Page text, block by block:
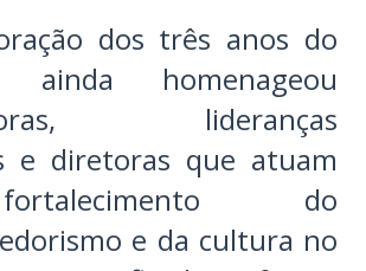
dos três anos do
ainda homenageou
lideranças
e diretoras que atuam
do
e da cultura no